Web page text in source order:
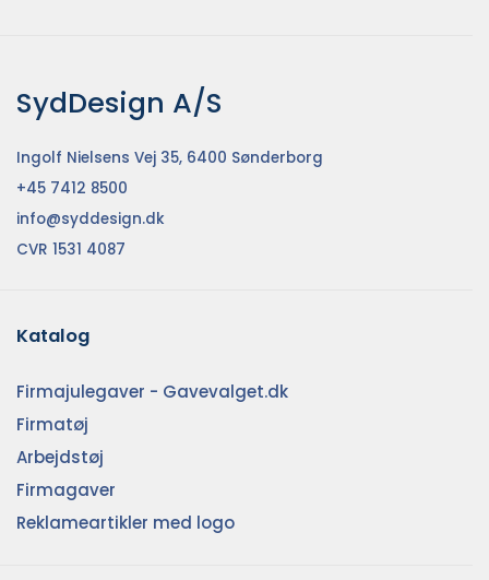
SydDesign A/S
Ingolf Nielsens Vej 35, 6400 Sønderborg
+45 7412 8500
info@syddesign.dk
CVR 1531 4087
Katalog
Firmajulegaver - Gavevalget.dk
Firmatøj
Arbejdstøj
Firmagaver
Reklameartikler med logo